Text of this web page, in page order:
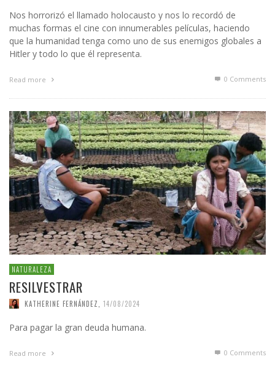
Nos horrorizó el llamado holocausto y nos lo recordó de
muchas formas el cine con innumerables películas, haciendo
que la humanidad tenga como uno de sus enemigos globales a
Hitler y todo lo que él representa.
Read more 0 Comments
NATURALEZA
RESILVESTRAR
KATHERINE FERNÁNDEZ 14/08/2024
Para pagar la gran deuda humana.
Read more 0 Comments